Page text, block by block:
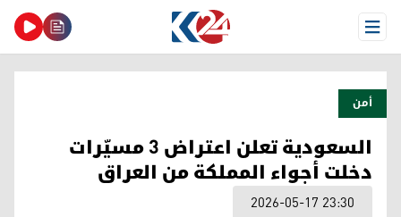
Open Menu
أمن
السعودية تعلن اعتراض 3 مسيّرات
دخلت أجواء المملكة من العراق
2026-05-17 23:30